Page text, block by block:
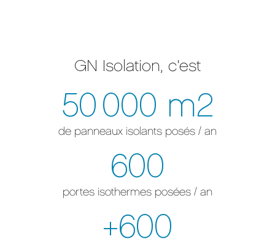
GN Isolation, c'est
50 000 m2
de panneaux isolants posés / an
600
portes isothermes posées / an
+600